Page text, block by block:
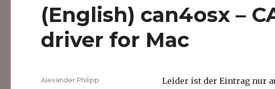
(English) can4osx –
driver for Mac
Leider ist der Eintrag nur
Autor
Alexander Philipp